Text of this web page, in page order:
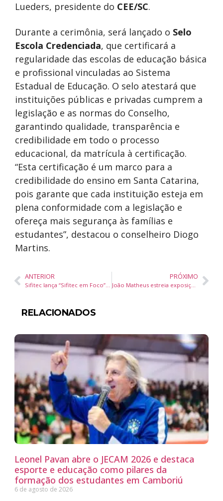
Lueders, presidente do CEE/SC.
Durante a cerimônia, será lançado o Selo
Escola Credenciada, que certificará a
regularidade das escolas de educação básica
e profissional vinculadas ao Sistema
Estadual de Educação. O selo atestará que
instituições públicas e privadas cumprem a
legislação e as normas do Conselho,
garantindo qualidade, transparência e
credibilidade em todo o processo
educacional, da matrícula à certificação.
“Esta certificação é um marco para a
credibilidade do ensino em Santa Catarina,
pois garante que cada instituição esteja em
plena conformidade com a legislação e
ofereça mais segurança às famílias e
estudantes”, destacou o conselheiro Diogo
Martins.
ANTERIOR
Sifitec lança “Sifitec em Foco” em Brusque com debate sobre impactos da Reforma Tributária no setor têxtil
PRÓXIMO
João Matheus estreia exposição individual “Várias Variáveis” na Fundação Cultural Badesc, em Florianópolis
RELACIONADOS
Leonel Pavan abre o JECAM 2026 e destaca
esporte e educação como pilares da
formação dos estudantes em Camboriú
6 de agosto de 2026